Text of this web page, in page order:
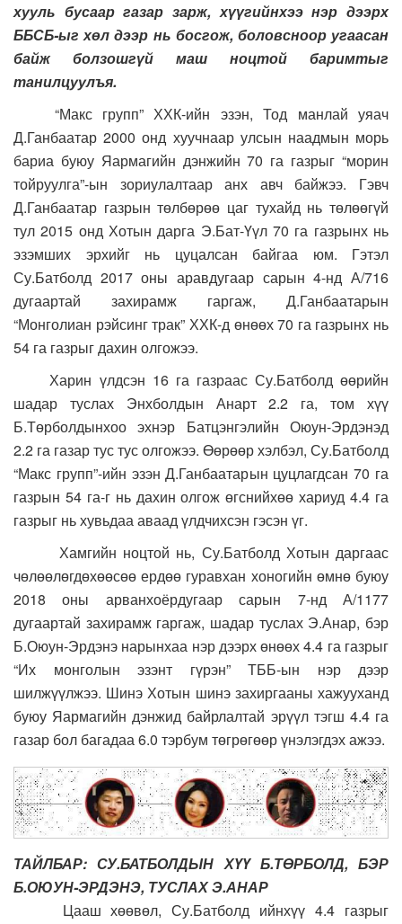
хууль бусаар газар зарж, хүүгийнхээ нэр дээрх
ББСБ-ыг хөл дээр нь босгож, боловсноор угаасан
байж болзошгүй маш ноцтой баримтыг
танилцуулъя.
“Макс групп” ХХК-ийн эзэн, Тод манлай уяач
Д.Ганбаатар 2000 онд хуучнаар улсын наадмын морь
бариа буюу Яармагийн дэнжийн 70 га газрыг “морин
тойруулга”-ын зориулалтаар анх авч байжээ. Гэвч
Д.Ганбаатар газрын төлбөрөө цаг тухайд нь төлөөгүй
тул 2015 онд Хотын дарга Э.Бат-Үүл 70 га газрынх нь
эзэмших эрхийг нь цуцалсан байгаа юм. Гэтэл
Су.Батболд 2017 оны аравдугаар сарын 4-нд А/716
дугаартай захирамж гаргаж, Д.Ганбаатарын
“Монголиан рэйсинг трак” ХХК-д өнөөх 70 га газрынх нь
54 га газрыг дахин олгожээ.
Харин үлдсэн 16 га газраас Су.Батболд өөрийн
шадар туслах Энхболдын Анарт 2.2 га, том хүү
Б.Төрболдынхоо эхнэр Батцэнгэлийн Оюун-Эрдэнэд
2.2 га газар тус тус олгожээ. Өөрөөр хэлбэл, Су.Батболд
“Макс групп”-ийн эзэн Д.Ганбаатарын цуцлагдсан 70 га
газрын 54 га-г нь дахин олгож өгснийхөө хариуд 4.4 га
газрыг нь хувьдаа аваад үлдчихсэн гэсэн үг.
Хамгийн ноцтой нь, Су.Батболд Хотын даргаас
чөлөөлөгдөхөөсөө ердөө гуравхан хоногийн өмнө буюу
2018 оны арванхоёрдугаар сарын 7-нд А/1177
дугаартай захирамж гаргаж, шадар туслах Э.Анар, бэр
Б.Оюун-Эрдэнэ нарынхаа нэр дээрх өнөөх 4.4 га газрыг
“Их монголын эзэнт гүрэн” ТББ-ын нэр дээр
шилжүүлжээ. Шинэ Хотын шинэ захиргааны хажууханд
буюу Яармагийн дэнжид байрлалтай эрүүл тэгш 4.4 га
газар бол багадаа 6.0 тэрбум төгрөгөөр үнэлэгдэх ажээ.
ТАЙЛБАР: СУ.БАТБОЛДЫН ХҮҮ Б.ТӨРБОЛД, БЭР
Б.ОЮУН-ЭРДЭНЭ, ТУСЛАХ Э.АНАР
Цааш хөөвөл, Су.Батболд ийнхүү 4.4 газрыг